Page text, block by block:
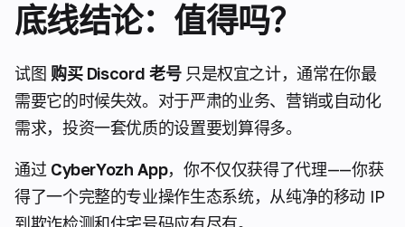
底线结论：值得吗？
试图 购买 Discord 老号只是权宜之计，通常在你最
需要它的时候失效。对于严肃的业务、营销或自动化
需求，投资一套优质的设置要划算得多。
通过 CyberYozh App，你不仅仅获得了代理——你获
得了一个完整的专业操作生态系统，从纯净的移动 IP